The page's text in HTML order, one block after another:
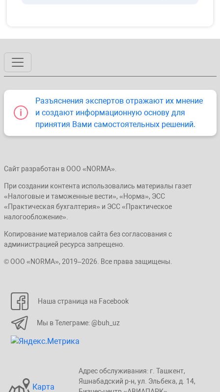
Разъяснения экспертов отражают их мнение
и создают информационную основу для
принятия Вами самостоятельных решений.
Сайт разработан в ООО «NORMA».
При создании контента использовались материалы газет
«Налоговые и таможенные вести», «Норма», ЭСС
«Практическая бухгалтерия» и ЭСС «Практическое
налогообложение».
Копирование материалов сайта без согласования с
администрацией ресурса запрещено.
© ООО «NORMA», 2019–2026. Все права защищены.
Наша страница на Facebook
Мы в Телеграме: @buh_uz
Карта
Адрес обслуживания: г. Taшкент,
Яшнaбaдский p-н, yл. Эльбeка, д. 14,